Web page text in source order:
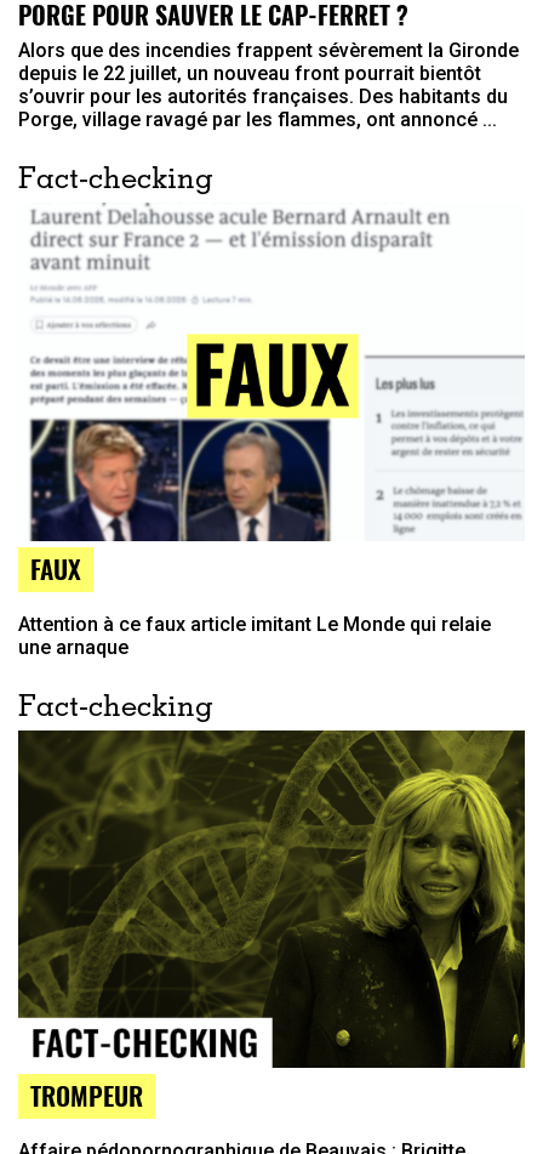
PORGE POUR SAUVER LE CAP-FERRET ?
Alors que des incendies frappent sévèrement la Gironde
depuis le 22 juillet, un nouveau front pourrait bientôt
s’ouvrir pour les autorités françaises. Des habitants du
Porge, village ravagé par les flammes, ont annoncé ...
Fact-checking
FAUX
Attention à ce faux article imitant Le Monde qui relaie
une arnaque
Fact-checking
TROMPEUR